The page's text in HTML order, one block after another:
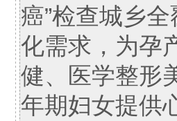
癌”检查城乡
化需求，为孕
健、医学整形
年期妇女提供